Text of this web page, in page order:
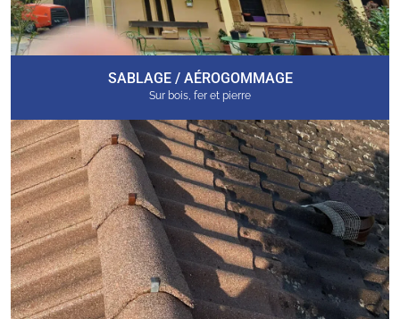
SABLAGE / AÉROGOMMAGE
Sur bois, fer et pierre